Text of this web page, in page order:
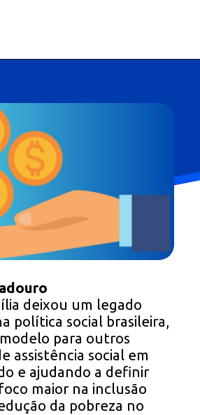
deixou um legado
política social brasileira,
para outros
assistência social em
e ajudando a definir
maior na inclusão
da pobreza no